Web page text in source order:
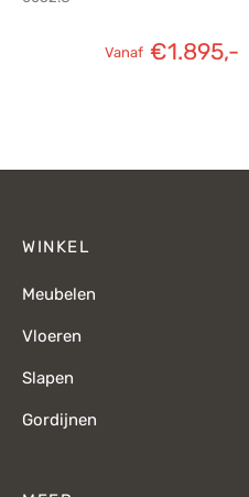
Vanaf €1.895,-
WINKEL
Meubelen
Vloeren
Slapen
Gordijnen